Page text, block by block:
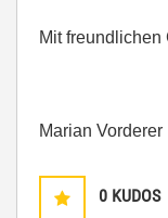
Mit freundlichen
Marian Vorderer
0 KUDOS